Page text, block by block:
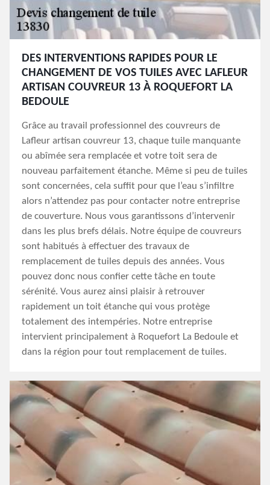
DES INTERVENTIONS RAPIDES POUR LE
CHANGEMENT DE VOS TUILES AVEC LAFLEUR
ARTISAN COUVREUR 13 À ROQUEFORT LA
BEDOULE
Grâce au travail professionnel des couvreurs de
Lafleur artisan couvreur 13, chaque tuile manquante
ou abîmée sera remplacée et votre toit sera de
nouveau parfaitement étanche. Même si peu de tuiles
sont concernées, cela suffit pour que l’eau s’infiltre
alors n’attendez pas pour contacter notre entreprise
de couverture. Nous vous garantissons d’intervenir
dans les plus brefs délais. Notre équipe de couvreurs
sont habitués à effectuer des travaux de
remplacement de tuiles depuis des années. Vous
pouvez donc nous confier cette tâche en toute
sérénité. Vous aurez ainsi plaisir à retrouver
rapidement un toit étanche qui vous protège
totalement des intempéries. Notre entreprise
intervient principalement à Roquefort La Bedoule et
dans la région pour tout remplacement de tuiles.